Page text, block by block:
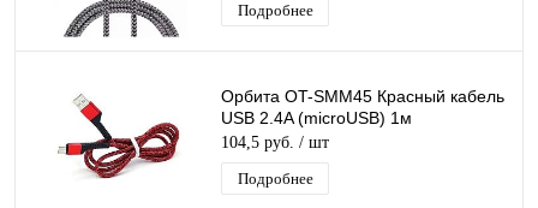
Подробнее
Орбита OT-SMM45 Красный кабель
USB 2.4A (microUSB) 1м
104,5 руб. / шт
Подробнее